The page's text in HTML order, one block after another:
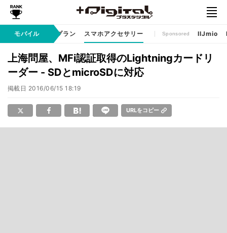
モバイル
ームアプリ 料金プラン スマホアクセサリー Sponsored IIJmio
上海問屋、MFi認証取得のLightningカードリ
ーダー - SDとmicroSDに対応
掲載日 2016/06/15 18:19
URLをコピー